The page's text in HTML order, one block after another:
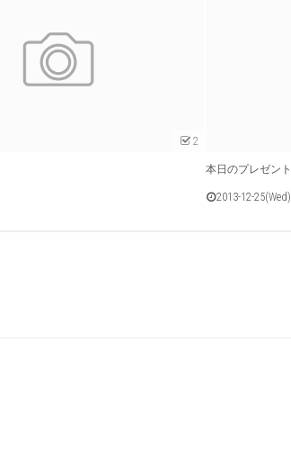
2
本日のプレゼント
2013-12-25(Wed)